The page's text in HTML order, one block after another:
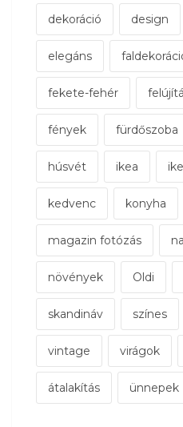
dekoráció design
elegáns
fekete-fehér
fények fürdőszoba
húsvét ikea
kedvenc konyha
magazin fotózás
növények Oldi
skandináv színes
vintage virágok
átalakítás ünnepek